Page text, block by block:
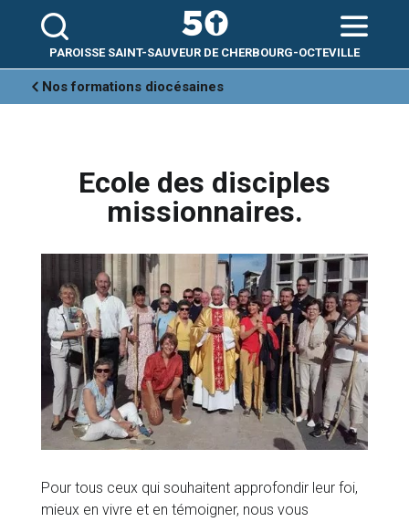
personnels
PAROISSE SAINT-SAUVEUR DE CHERBOURG-OCTEVILLE
Nos formations diocésaines
Ecole des disciples
missionnaires.
Pour tous ceux qui souhaitent approfondir leur foi,
mieux en vivre et en témoigner, nous vous